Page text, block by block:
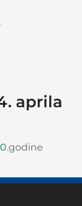
aprila
godine